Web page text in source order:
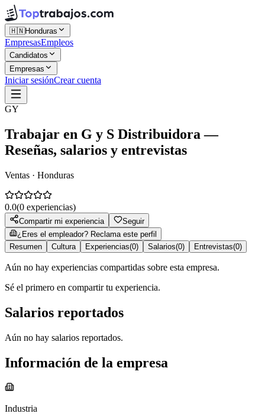
🇭🇳Honduras
EmpresasEmpleos
Candidatos
Empresas
Iniciar sesiónCrear cuenta
GY
Trabajar en G y S Distribuidora —
Reseñas, salarios y entrevistas
Ventas · Honduras
0.0(0 experiencias)
Compartir mi experiencia
Seguir
¿Eres el empleador? Reclama este perfil
Resumen
Cultura Experiencias(0) Salarios(0) Entrevistas(0)
Aún no hay experiencias compartidas sobre esta empresa.
Sé el primero en compartir tu experiencia.
Salarios reportados
Aún no hay salarios reportados.
Información de la empresa
Industria